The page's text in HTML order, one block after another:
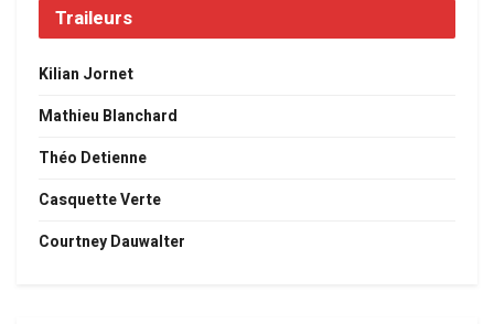
Traileurs
Kilian Jornet
Mathieu Blanchard
Théo Detienne
Casquette Verte
Courtney Dauwalter